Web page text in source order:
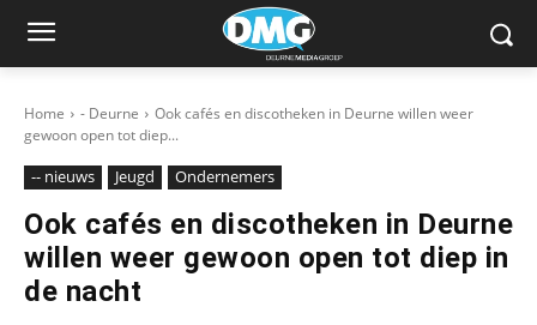
Home - Deurne
Ook cafés en discotheken in Deurne willen weer
gewoon open tot diep...
-- nieuws Jeugd Ondernemers
Ook cafés en discotheken in Deurne
willen weer gewoon open tot diep in
de nacht